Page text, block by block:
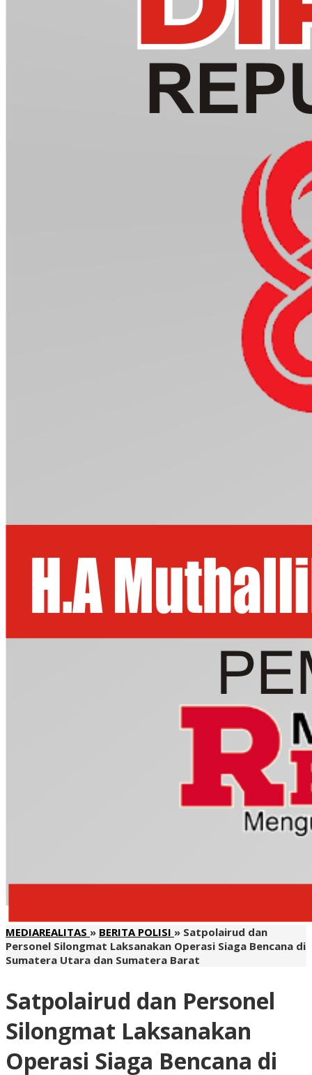
MEDIAREALITAS » BERITA POLISI » Satpolairud dan
Personel Silongmat Laksanakan Operasi Siaga Bencana di
Sumatera Utara dan Sumatera Barat
Satpolairud dan Personel
Silongmat Laksanakan
Operasi Siaga Bencana di